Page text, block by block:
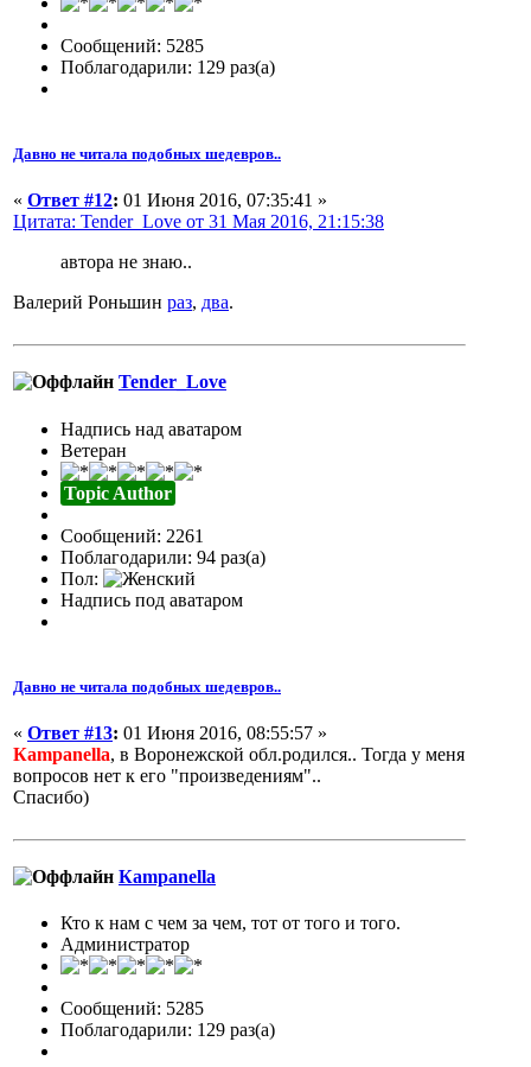
Сообщений: 5285
Поблагодарили: 129 раз(а)
Давно не читала подобных шедевров..
« Ответ #12: 01 Июня 2016, 07:35:41 »
Цитата: Tender_Love от 31 Мая 2016, 21:15:38
автора не знаю..
Валерий Роньшин раз, два.
Tender_Love
Надпись над аватаром
Ветеран
Topic Author
Сообщений: 2261
Поблагодарили: 94 раз(а)
Пол:
Надпись под аватаром
Давно не читала подобных шедевров..
« Ответ #13: 01 Июня 2016, 08:55:57 »
Кampanella, в Воронежской обл.родился.. Тогда у меня
вопросов нет к его "произведениям"..
Спасибо)
Кampanella
Кто к нам с чем за чем, тот от того и того.
Администратор
Сообщений: 5285
Поблагодарили: 129 раз(а)